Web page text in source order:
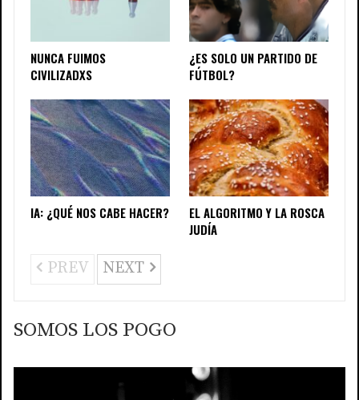
NUNCA FUIMOS
CIVILIZADXS
¿ES SOLO UN PARTIDO DE
FÚTBOL?
IA: ¿QUÉ NOS CABE HACER?
EL ALGORITMO Y LA ROSCA
JUDÍA
PREV NEXT
SOMOS LOS POGO